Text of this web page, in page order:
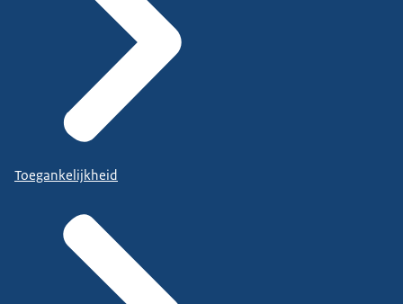
Toegankelijkheid